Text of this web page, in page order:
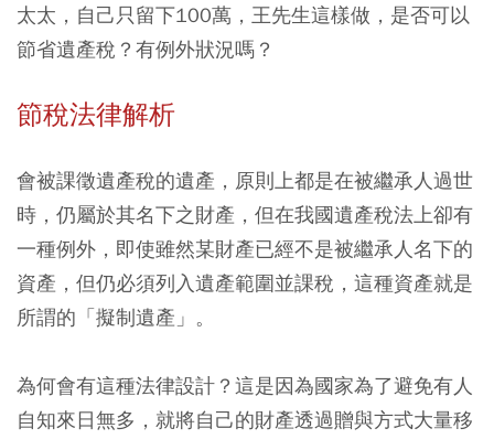
太太，自己只留下100萬，王先生這樣做，是否可以
節省遺產稅？有例外狀況嗎？
節稅法律解析
會被課徵遺產稅的遺產，原則上都是在被繼承人過世
時，仍屬於其名下之財產，但在我國遺產稅法上卻有
一種例外，即使雖然某財產已經不是被繼承人名下的
資產，但仍必須列入遺產範圍並課稅，這種資產就是
所謂的「擬制遺產」。
為何會有這種法律設計？ 這是因為國家為了避免有人
自知來日無多，就將自己的財產透過贈與方式大量移